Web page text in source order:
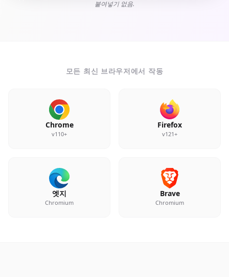
붙여넣기 없음.
모든 최신 브라우저에서 작동
Chrome
v110+
Firefox
v121+
엣지
Chromium
Brave
Chromium